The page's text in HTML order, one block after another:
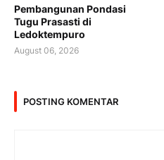
Pembangunan Pondasi
Tugu Prasasti di
Ledoktempuro
August 06, 2026
POSTING KOMENTAR